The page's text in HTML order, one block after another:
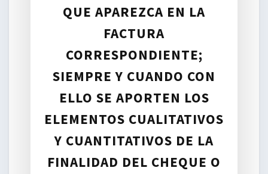
QUE APAREZCA EN LA
FACTURA
CORRESPONDIENTE;
SIEMPRE Y CUANDO CON
ELLO SE APORTEN LOS
ELEMENTOS CUALITATIVOS
Y CUANTITATIVOS DE LA
FINALIDAD DEL CHEQUE O